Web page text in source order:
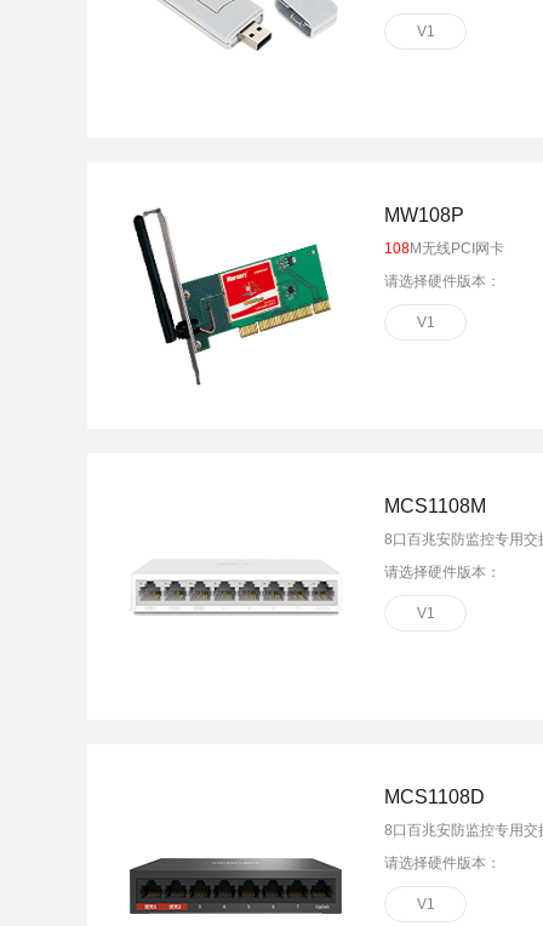
V1
MW108P
108M无线PCI网卡
请选择硬件版本：
V1
MCS1108M
8口百兆安防监控专用交
请选择硬件版本：
V1
MCS1108D
8口百兆安防监控专用交
请选择硬件版本：
V1